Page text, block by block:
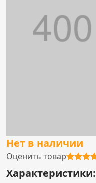
Нет в наличии
Оценить товар
Характеристики: